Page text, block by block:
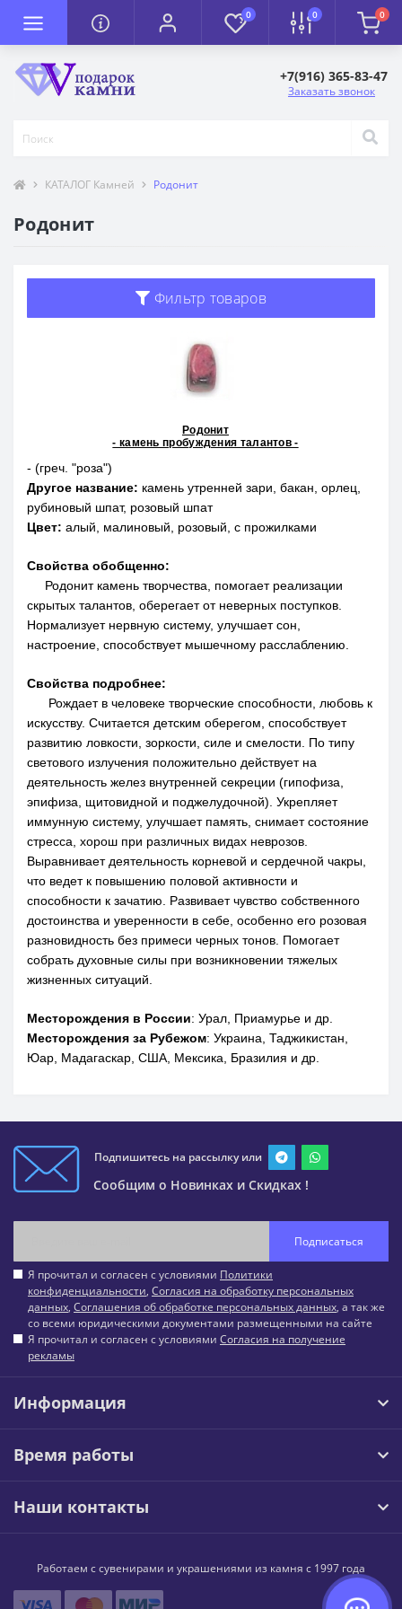
0 0 0
+7(916) 365-83-47
Заказать звонок
КАТАЛОГ Камней Родонит
Родонит
Фильтр товаров
Родонит
- камень пробуждения талантов -
- (греч. "роза")
Другое название: камень утренней зари, бакан, орлец,
рубиновый шпат, розовый шпат
Цвет: алый, малиновый, розовый, с прожилками
Свойства обобщенно:
Родонит камень творчества, помогает реализации
скрытых талантов, оберегает от неверных поступков.
Нормализует нервную систему, улучшает сон,
настроение, способствует мышечному расслаблению.
Свойства подробнее:
Рождает в человеке творческие способности, любовь к
искусству. Считается детским оберегом, способствует
развитию ловкости, зоркости, силе и смелости. По типу
светового излучения положительно действует на
деятельность желез внутренней секреции (гипофиза,
эпифиза, щитовидной и поджелудочной). Укрепляет
иммунную систему, улучшает память, снимает состояние
стресса, хорош при различных видах неврозов.
Выравнивает деятельность корневой и сердечной чакры,
что ведет к повышению половой активности и
способности к зачатию. Развивает чувство собственного
достоинства и уверенности в себе, особенно его розовая
разновидность без примеси черных тонов. Помогает
собрать духовные силы при возникновении тяжелых
жизненных ситуаций.
Месторождения в России: Урал, Приамурье и др.
Месторождения за Рубежом: Украина, Таджикистан,
Юар, Мадагаскар, США, Мексика, Бразилия и др.
Подпишитесь на рассылку или
Сообщим о Новинках и Скидках !
Подписаться
Я прочитал и согласен с условиями Политики
конфиденциальности, Согласия на обработку персональных
данных, Соглашения об обработке персональных данных, а так же
со всеми юридическими документами размещенными на сайте
Я прочитал и согласен с условиями Согласия на получение
рекламы
Информация
Время работы
Наши контакты
Работаем с сувенирами и украшениями из камня с 1997 года